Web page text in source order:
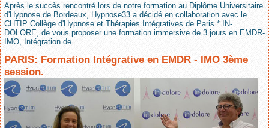
Après le succès rencontré lors de notre formation au Diplôme Universitaire
d'Hypnose de Bordeaux, Hypnose33 a décidé en collaboration avec le
CHTIP Collège d'Hypnose et Thérapies Intégratives de Paris * IN-
DOLORE, de vous proposer une formation immersive de 3 jours en EMDR-
IMO, Intégration de...
PARIS: Formation Intégrative en EMDR - IMO 3ème
session.